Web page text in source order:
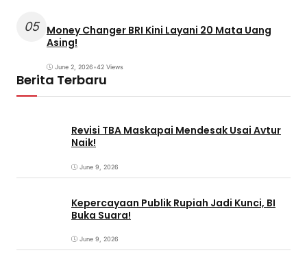
05 Money Changer BRI Kini Layani 20 Mata Uang
Asing!
June 2, 2026•42 Views
Berita Terbaru
Revisi TBA Maskapai Mendesak Usai Avtur
Naik!
June 9, 2026
Kepercayaan Publik Rupiah Jadi Kunci, BI
Buka Suara!
June 9, 2026